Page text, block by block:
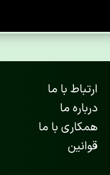
ارتباط با ما
درباره ما
همکاری با ما
قوانین